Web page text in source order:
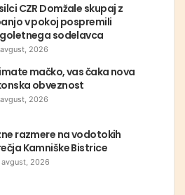
CZR Domžale skupaj z
v pokoj pospremili
sodelavca
2026
mačko, vas čaka nova
obveznost
2026
razmere na vodotokih
Kamniške Bistrice
avgust, 2026